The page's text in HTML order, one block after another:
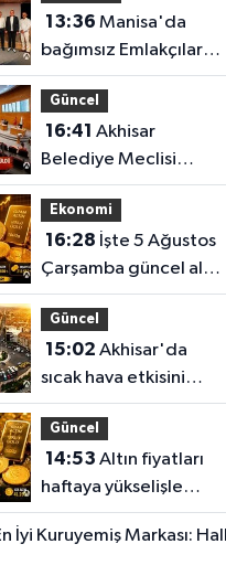
13:36 Manisa'da
bağımsız Emlakçılar
Odası için 500 üye
barajı aşıldı
Güncel
16:41 Akhisar
Belediye Meclisi
Ağustos ayı
toplantısını
gerçekleştirdi
Ekonomi
16:28
Çarşamba güncel altın
fiyatları
Güncel
15:02 Akhisar'da
sıcak hava etkisini
sürdürüyor! İşte 5
günlük hava durumu
Güncel
14:53 Altın fiyatları
haftaya yükselişle
başladı! İşte 3 Ağustos
güncel fiyatlar